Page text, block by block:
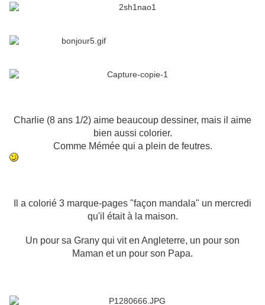
Charlie (8 ans 1/2) aime beaucoup dessiner, mais il aime
bien aussi colorier.
Comme Mémée qui a plein de feutres.
Il a colorié 3 marque-pages "façon mandala" un mercredi
qu'il était à la maison.
Un pour sa Grany qui vit en Angleterre, un pour son
Maman et un pour son Papa.